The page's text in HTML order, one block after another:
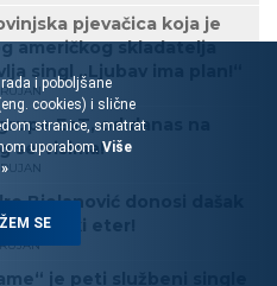
pjevačica koja je
američkog skladatelja
singl „Ljubav ima plan!“
EoT, od danas na
servisima!
Bjelanović donosi dašak
hrvatski eter!
je peti službeni single
i poboljšane
cookies) i slične
stranice, smatrat
uporabom. Više
SE